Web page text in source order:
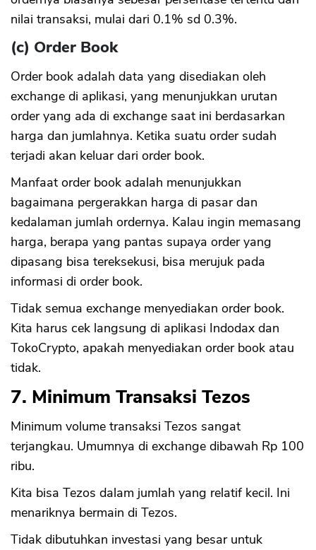
nilai transaksi, mulai dari 0.1% sd 0.3%.
(c) Order Book
Order book adalah data yang disediakan oleh
exchange di aplikasi, yang menunjukkan urutan
order yang ada di exchange saat ini berdasarkan
harga dan jumlahnya. Ketika suatu order sudah
terjadi akan keluar dari order book.
Manfaat order book adalah menunjukkan
bagaimana pergerakkan harga di pasar dan
kedalaman jumlah ordernya. Kalau ingin memasang
harga, berapa yang pantas supaya order yang
dipasang bisa tereksekusi, bisa merujuk pada
informasi di order book.
Tidak semua exchange menyediakan order book.
Kita harus cek langsung di aplikasi Indodax dan
TokoCrypto, apakah menyediakan order book atau
tidak.
7. Minimum Transaksi Tezos
Minimum volume transaksi Tezos sangat
terjangkau. Umumnya di exchange dibawah Rp 100
ribu.
Kita bisa Tezos dalam jumlah yang relatif kecil. Ini
menariknya bermain di Tezos.
Tidak dibutuhkan investasi yang besar untuk
OK
CANCEL